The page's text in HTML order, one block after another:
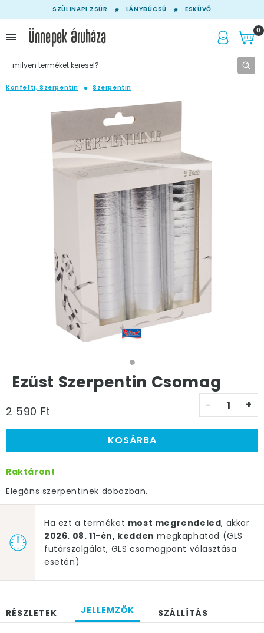
SZÜLINAPI ZSÚR LÁNYBÚCSÚ ESKÜVŐ
0
Konfetti, Szerpentin Szerpentin
Ezüst Szerpentin Csomag
2 590 Ft - +
KOSÁRBA
Raktáron!
Elegáns szerpentinek dobozban.
Ha ezt a terméket most megrendeled, akkor
2026. 08. 11-én, kedden megkaphatod (GLS
futárszolgálat, GLS csomagpont választása
esetén)
RÉSZLETEK JELLEMZŐK SZÁLLÍTÁS